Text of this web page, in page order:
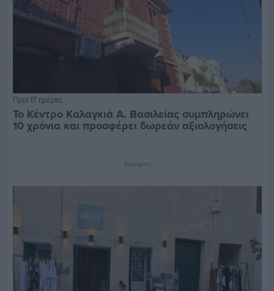
Πριν 17 ημέρες
Το Κέντρο Καλαγκιά Α. Βασιλείας συμπληρώνει
10 χρόνια και προσφέρει δωρεάν αξιολογήσεις
Διαφήμιση